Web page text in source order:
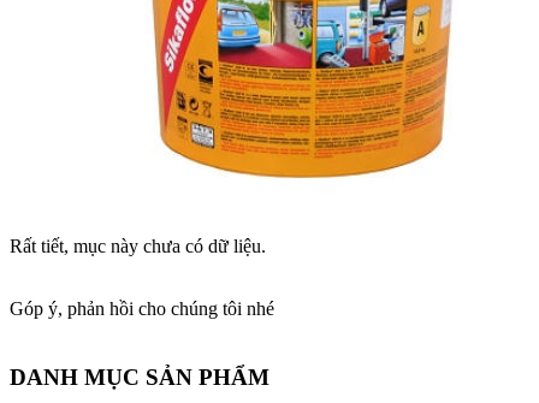
Rất tiết, mục này chưa có dữ liệu.
Góp ý, phản hồi cho chúng tôi nhé
DANH MỤC SẢN PHẨM